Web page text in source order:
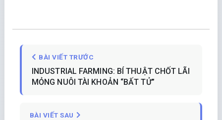
BÀI VIẾT TRƯỚC
INDUSTRIAL FARMING: BÍ THUẬT CHỐT LÃI
MỎNG NUÔI TÀI KHOẢN “BẤT TỬ”
BÀI VIẾT SAU